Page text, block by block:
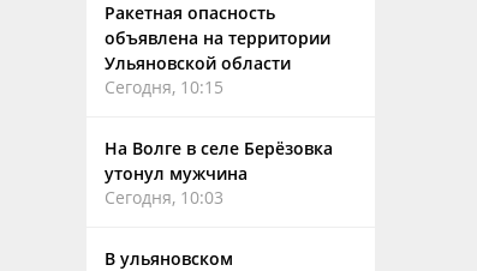
Ракетная опасность
объявлена на территории
Ульяновской области
Сегодня, 10:15
На Волге в селе Берёзовка
утонул мужчина
Сегодня, 10:03
В ульяновском